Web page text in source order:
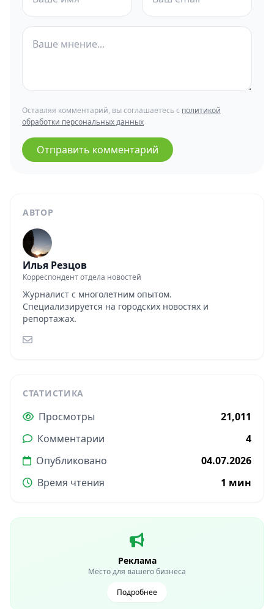
АВТОР
Илья Резцов
Корреспондент отдела новостей
Журналист с многолетним опытом.
Специализируется на городских новостях и
репортажах.
СТАТИСТИКА
Просмотры
21,011
Комментарии
4
Опубликовано
04.07.2026
Время чтения
1 мин
Реклама
Место для вашего бизнеса
Подробнее
Оставляя комментарий, вы соглашаетесь с политикой
обработки персональных данных
Отправить комментарий